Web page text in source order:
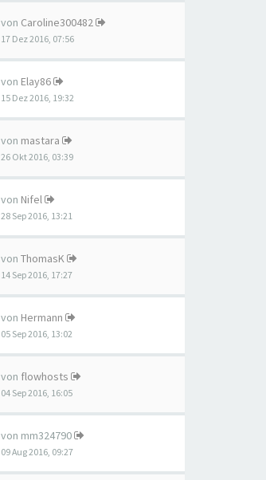
von Caroline300482
17 Dez 2016, 07:56
von Elay86
15 Dez 2016, 19:32
von mastara
26 Okt 2016, 03:39
von Nifel
28 Sep 2016, 13:21
von ThomasK
14 Sep 2016, 17:27
von Hermann
05 Sep 2016, 13:02
von flowhosts
04 Sep 2016, 16:05
von mm324790
09 Aug 2016, 09:27